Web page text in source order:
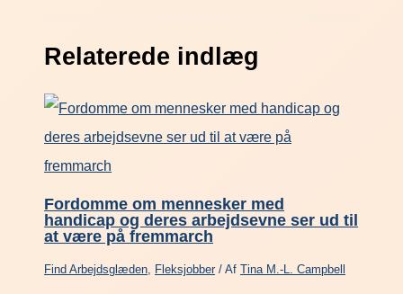
Relaterede indlæg
Fordomme om mennesker med
handicap og deres arbejdsevne ser ud til
at være på fremmarch
Find Arbejdsglæden, Fleksjobber/ AfTina M.-L. Campbell